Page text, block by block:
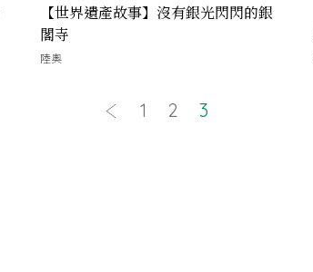
【世界遺產故事】沒有銀光閃閃的銀
閣寺
陸奧
1 2 3